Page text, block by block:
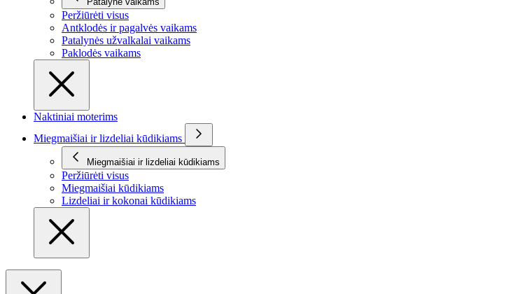
Peržiūrėti visus
Antklodės ir pagalvės vaikams
Patalynės užvalkalai vaikams
Paklodės vaikams
Naktiniai moterims
Miegmaišiai ir lizdeliai kūdikiams
Miegmaišiai ir lizdeliai kūdikiams
Peržiūrėti visus
Miegmaišiai kūdikiams
Lizdeliai ir kokonai kūdikiams